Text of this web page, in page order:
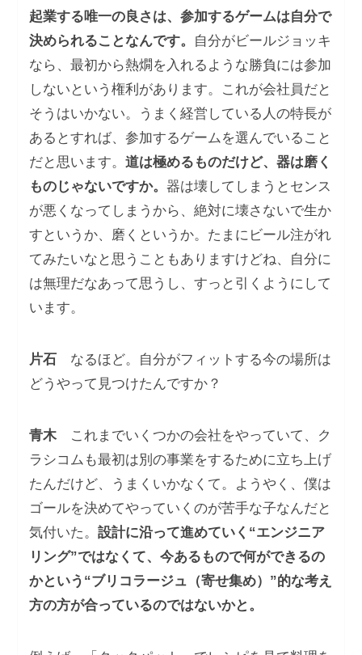
起業する唯一の良さは、参加するゲームは自分で
決められることなんです。
自分がビールジョッキ
なら、最初から熱燗を入れるような勝負には参加
しないという権利があります。これが会社員だと
そうはいかない。うまく経営している人の特長が
あるとすれば、参加するゲームを選んでいること
だと思います。 道は極めるものだけど、器は磨く
ものじゃないですか。 器は壊してしまうとセンス
が悪くなってしまうから、絶対に壊さないで生か
すというか、磨くというか。たまにビール注がれ
てみたいなと思うこともありますけどね、自分に
は無理だなあって思うし、すっと引くようにして
います。
片石 なるほど。自分がフィットする今の場所は
どうやって見つけたんですか？
青木これまでいくつかの会社をやっていて、ク
ラシコムも最初は別の事業をするために立ち上げ
たんだけど、うまくいかなくて。ようやく、僕は
ゴールを決めてやっていくのが苦手な子なんだと
気付いた。 設計に沿って進めていく“エンジニア
リング”ではなくて、今あるもので何ができるの
かという“ブリコラージュ（寄せ集め）”的な考え
方の方が合っているのではないかと。